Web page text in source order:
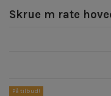
Skrue m rate
På tilbud!